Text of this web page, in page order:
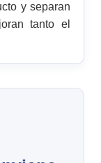
y separan
tanto el